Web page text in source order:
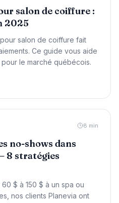
salon de coiffure :
2025
salon de coiffure fait
Ce guide vous aide
le marché québécois.
8 min
no-shows dans
8 stratégies
$ à 150 $ à un spa ou
nos clients Planevia ont